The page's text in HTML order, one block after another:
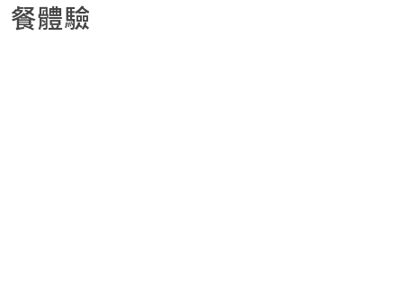
餐體驗